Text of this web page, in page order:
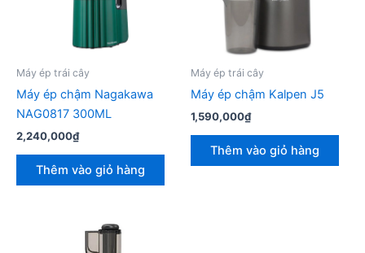
Máy ép trái cây
Máy ép chậm Nagakawa
NAG0817 300ML
2,240,000₫
Thêm vào giỏ hàng
Máy ép trái cây
Máy ép chậm Kalpen J5
1,590,000₫
Thêm vào giỏ hàng